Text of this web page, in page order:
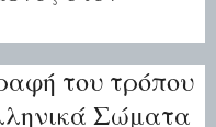
του τρόπου
Σώματα